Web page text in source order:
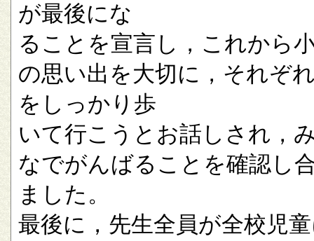
が最後にな
ることを宣言し，これから
の思い出を大切に，それぞ
をしっかり歩
いて行こうとお話しされ，
なでがんばることを確認し
ました。
最後に，先生全員が全校児